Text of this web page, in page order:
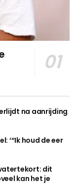
na aanrijding
‘“Ik houd de eer
dit
kan het je